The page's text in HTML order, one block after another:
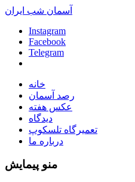
آسمان شب ایران
Instagram
Facebook
Telegram
خانه
رصد آسمان
عکس هفته
دیدگاه
تعمیرگاه تلسکوپ
درباره ما
منو پیمایش